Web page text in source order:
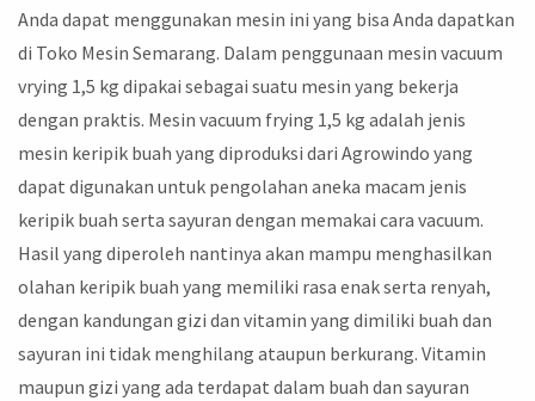
Anda dapat menggunakan mesin ini yang bisa Anda dapatkan
di Toko Mesin Semarang. Dalam penggunaan mesin vacuum
vrying 1,5 kg dipakai sebagai suatu mesin yang bekerja
dengan praktis. Mesin vacuum frying 1,5 kg adalah jenis
mesin keripik buah yang diproduksi dari Agrowindo yang
dapat digunakan untuk pengolahan aneka macam jenis
keripik buah serta sayuran dengan memakai cara vacuum.
Hasil yang diperoleh nantinya akan mampu menghasilkan
olahan keripik buah yang memiliki rasa enak serta renyah,
dengan kandungan gizi dan vitamin yang dimiliki buah dan
sayuran ini tidak menghilang ataupun berkurang. Vitamin
maupun gizi yang ada terdapat dalam buah dan sayuran